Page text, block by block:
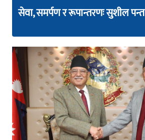
सेवा, समर्पण र रूपान्तरणः सुशील पन्त